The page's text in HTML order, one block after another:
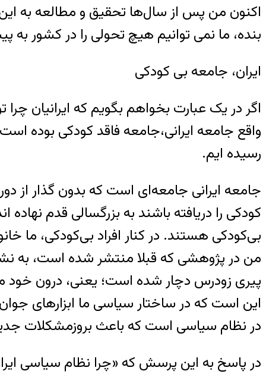
اکنون من پس از سال‌ها تحقیق و مطالعه به
بنده، ما نمی توانیم هیچ تحولی را در کشور به
ایران، جامعه بی کودکی
اگر در یک عبارت بخواهم بگویم که ایرانیان
واقع جامعه ایرانی،جامعه فاقد کودکی بوده
رسیده ایم.
جامعه ایرانی جامعه‌ای است که بدون گذار از
کودکی را دریافته باشند به بزرگسالی قدم
بی‌کودکی هستند. در کنار افراد بی‌کودکی، ما
من در پژوهشی که قبلا منتشر شده است، به
پیری زودرس دچار شده است؛ یعنی، درون خود
این است که در ساختار سیاسی ما ابزارهای
در نظام سیاسی است که باعث بروزمشکلات
در پاسخ به این پرسش که «چرا نظام سیاسی